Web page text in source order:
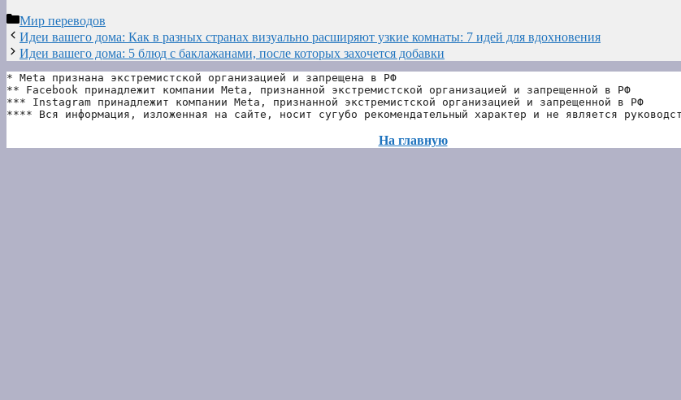
Рубрики
Мир переводов
Идеи вашего дома: Как в разных странах визуально расширяют узкие комнаты: 7 идей для вдохновения
Идеи вашего дома: 5 блюд с баклажанами, после которых захочется добавки
* Meta признана экстремистской организацией и запрещена в РФ
** Facebook принадлежит компании Meta, признанной экстремистской организацией и запрещенной в РФ
*** Instagram принадлежит компании Meta, признанной экстремистской организацией и запрещенной в РФ
**** Вся информация, изложенная на сайте, носит сугубо рекомендательный характер и не является
На главную